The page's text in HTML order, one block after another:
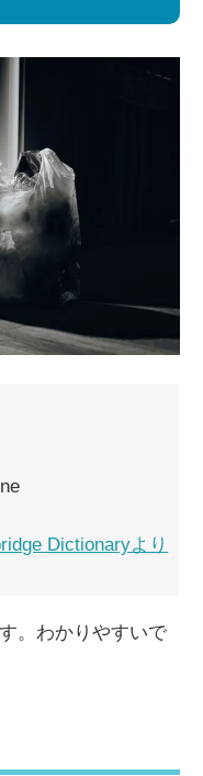
Dictionaryより
。わかりやすいで